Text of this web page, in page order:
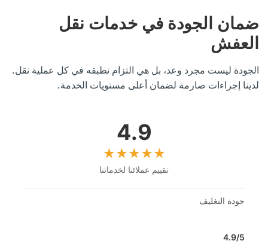
ضمان الجودة في خدمات نقل
العفش
الجودة ليست مجرد وعد، بل هي التزام نطبقه في كل عملية نقل.
لدينا إجراءات صارمة لضمان أعلى مستويات الخدمة.
4.9
تقييم عملائنا لخدماتنا
جودة التغليف
4.9/5